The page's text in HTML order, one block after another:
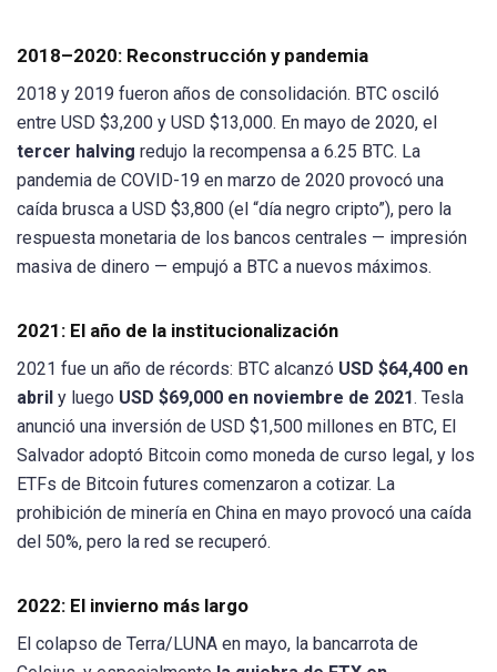
2018–2020: Reconstrucción y pandemia
2018 y 2019 fueron años de consolidación. BTC osciló
entre USD $3,200 y USD $13,000. En mayo de 2020, el
tercer halving redujo la recompensa a 6.25 BTC. La
pandemia de COVID-19 en marzo de 2020 provocó una
caída brusca a USD $3,800 (el “día negro cripto”), pero la
respuesta monetaria de los bancos centrales — impresión
masiva de dinero — empujó a BTC a nuevos máximos.
2021: El año de la institucionalización
2021 fue un año de récords: BTC alcanzó USD $64,400 en
abril y luego USD $69,000 en noviembre de 2021. Tesla
anunció una inversión de USD $1,500 millones en BTC, El
Salvador adoptó Bitcoin como moneda de curso legal, y los
ETFs de Bitcoin futures comenzaron a cotizar. La
prohibición de minería en China en mayo provocó una caída
del 50%, pero la red se recuperó.
2022: El invierno más largo
El colapso de Terra/LUNA en mayo, la bancarrota de